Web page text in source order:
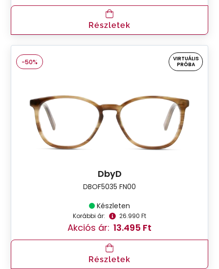
Részletek
-50%
VIRTUÁLIS
PRÓBA
DbyD
DBOF5035 FN00
Készleten
Korábbi ár: 26.990 Ft
Akciós ár: 13.495 Ft
Részletek